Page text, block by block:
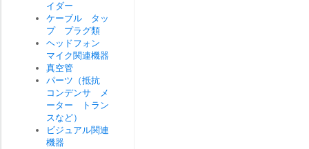
イダー
ケーブル タッ
プ プラグ類
ヘッドフォン
マイク関連機器
真空管
パーツ（抵抗
コンデンサ メ
ーター トラン
スなど）
ビジュアル関連
機器